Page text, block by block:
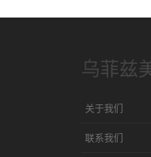
乌菲兹
关于我们
联系我们